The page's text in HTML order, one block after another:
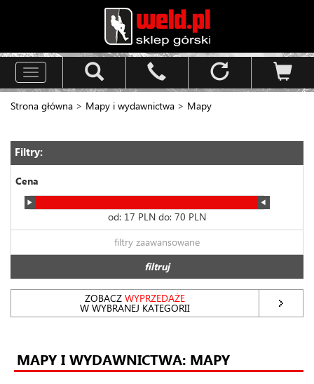
Toggle
navigation
Strona główna > Mapy i wydawnictwa > Mapy
Filtry:
Cena
od: 17 PLN do: 70 PLN
filtry zaawansowane
filtruj
ZOBACZWYPRZEDAŻE
W WYBRANEJ KATEGORII
MAPY I WYDAWNICTWA: MAPY